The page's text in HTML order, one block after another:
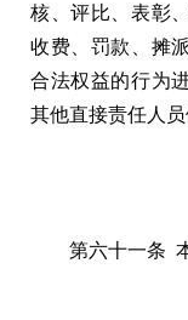
核、评比、表彰
收费、罚款、摊
合法权益的行为
其他直接责任人员
第六十一条